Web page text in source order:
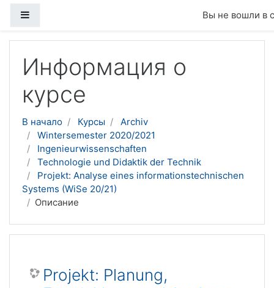
Вы не вошли в
Информация о
курсе
В начало Курсы
Archiv
Wintersemester 2020/2021
Ingenieurwissenschaften
Technologie und Didaktik der Technik
Projekt: Analyse eines informationstechnischen
Systems (WiSe 20/21)
Описание
Projekt: Planung,